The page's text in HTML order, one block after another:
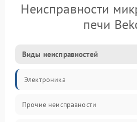
Неисправности
печи
Виды неисправностей
Электроника
Прочие неисправности